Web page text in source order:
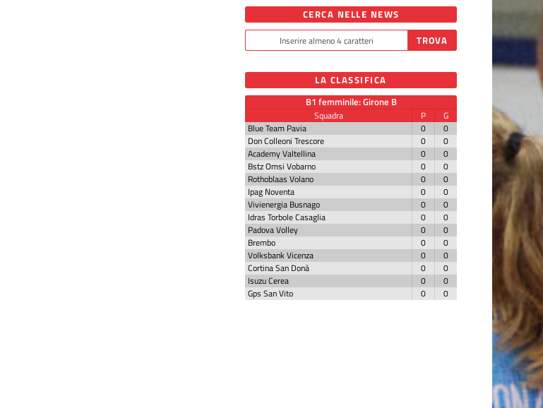
CERCA NELLE NEWS
LA CLASSIFICA
B1 femminile: Girone B
Squadra P
G
Blue Team Pavia
0
0
Don Colleoni Trescore
0
0
Academy Valtellina
0
0
Bstz Omsi Vobarno
0
0
Rothoblaas Volano
0
0
Ipag Noventa
0
0
Vivienergia Busnago
0
0
Idras Torbole Casaglia
0
0
Padova Volley
0
0
Brembo
0
0
Volksbank Vicenza
0
0
Cortina San Donà
0
0
Isuzu Cerea
0
0
Gps San Vito
0 0